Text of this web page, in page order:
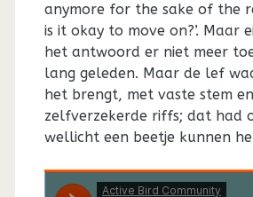
anymore for the sake of the
is it okay to move on?’. Maar
het antwoord er niet meer
lang geleden. Maar de lef
het brengt, met vaste stem en
zelfverzekerde riffs; dat had
wellicht een beetje kunnen